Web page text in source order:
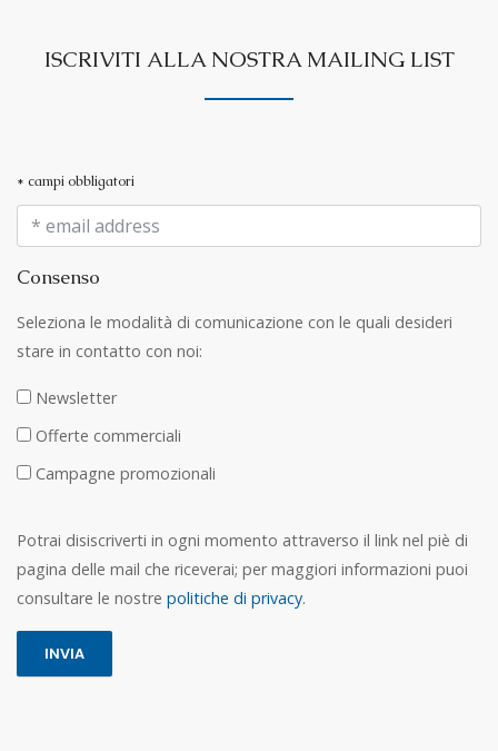
ISCRIVITI ALLA NOSTRA MAILING LIST
* campi obbligatori
Consenso
Seleziona le modalità di comunicazione con le quali desideri
stare in contatto con noi:
Newsletter
Offerte commerciali
Campagne promozionali
Potrai disiscriverti in ogni momento attraverso il link nel piè di
pagina delle mail che riceverai; per maggiori informazioni puoi
consultare le nostre politiche di privacy.